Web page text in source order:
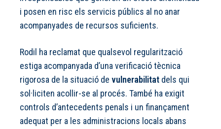
i posen en risc els servicis públics al no anar
acompanyades de recursos suficients.
Rodil ha reclamat que qualsevol regularització
estiga acompanyada d’una verificació tècnica
rigorosa de la situació de vulnerabilitat dels qui
sol·liciten acollir-se al procés. També ha exigit
controls d’antecedents penals i un finançament
adequat per a les administracions locals abans